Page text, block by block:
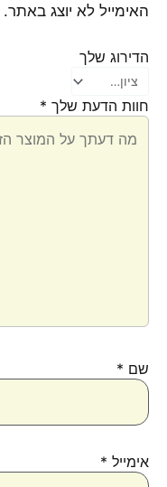
האימייל לא יוצג באתר.
הדירוג שלך
חוות הדעת שלך *
שם *
אימייל *